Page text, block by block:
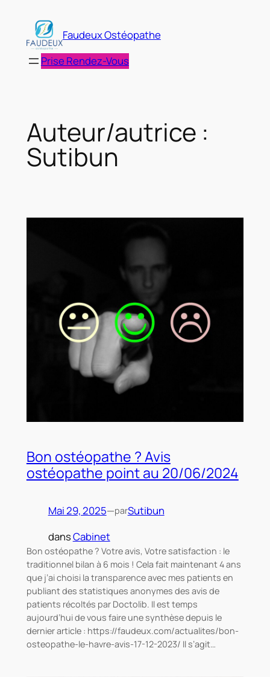
contenu
Faudeux Ostéopathe
Prise Rendez-Vous
Auteur/autrice :
Sutibun
Bon ostéopathe ? Avis
ostéopathe point au 20/06/2024
Mai 29, 2025—parSutibun
dansCabinet
Bon ostéopathe ? Votre avis, Votre satisfaction : le
traditionnel bilan à 6 mois ! Cela fait maintenant 4 ans
que j’ai choisi la transparence avec mes patients en
publiant des statistiques anonymes des avis de
patients récoltés par Doctolib. Il est temps
aujourd’hui de vous faire une synthèse depuis le
dernier article : https://faudeux.com/actualites/bon-
osteopathe-le-havre-avis-17-12-2023/ Il s’agit…